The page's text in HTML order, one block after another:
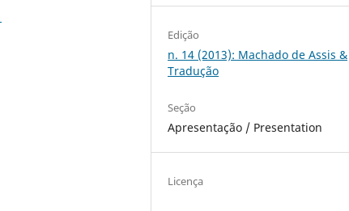
Edição
n. 14 (2013): Machado de Assis &
Tradução
Seção
Apresentação / Presentation
Licença